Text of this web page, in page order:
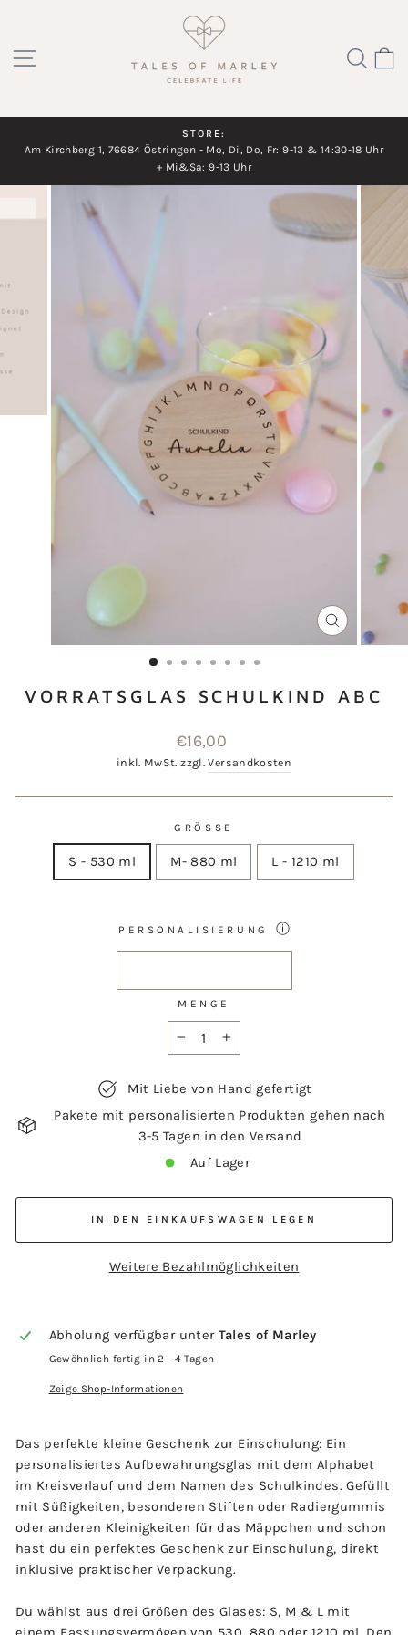
Inhalt
SEITENNAVIGATION
Diashow
STORE:
Am Kirchberg 1, 76684 Östringen - Mo, Di, Do, Fr: 9-13 & 14:30-18 Uhr
+ Mi&Sa: 9-13 Uhr
ESC)
VORRATSGLAS SCHULKIND ABC
Normaler
Preis
€16,00
inkl. MwSt. zzgl.Versandkosten
GRÖSSE
S - 530 ml M- 880 ml L - 1210 ml
PERSONALISIERUNG ⓘ
MENGE
Mit Liebe von Hand gefertigt
Pakete mit personalisierten Produkten gehen nach
3-5 Tagen in den Versand
Auf Lager
IN DEN EINKAUFSWAGEN LEGEN
Weitere Bezahlmöglichkeiten
Abholung verfügbar unter Tales of Marley
Gewöhnlich fertig in 2 - 4 Tagen
Zeige Shop-Informationen
Das perfekte kleine Geschenk zur Einschulung: Ein
personalisiertesAufbewahrungsglas mit dem Alphabet
im Kreisverlauf und dem Namen des Schulkindes. Gefüllt
mit Süßigkeiten, besonderen Stiften oder Radiergummis
oder anderen Kleinigkeiten für das Mäppchen und schon
hast du ein perfektes Geschenk zur Einschulung, direkt
inklusive praktischer Verpackung.
Du wählst aus drei Größen des Glases: S, M & L mit